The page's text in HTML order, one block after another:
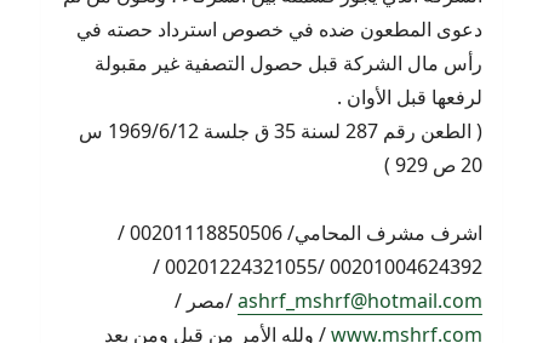
دعوى المطعون ضده في خصوص استرداد حصته في
رأس مال الشركة قبل حصول التصفية غير مقبولة
لرفعها قبل الأوان .
( الطعن رقم 287 لسنة 35 ق جلسة 1969/6/12 س
20 ص 929 )
اشرف مشرف المحامي/ 00201118850506 /
00201004624392 /00201224321055 /
ashrf_mshrf@hotmail.com/مصر /
www.mshrf.com/ ولله الأمر من قبل ومن بعد